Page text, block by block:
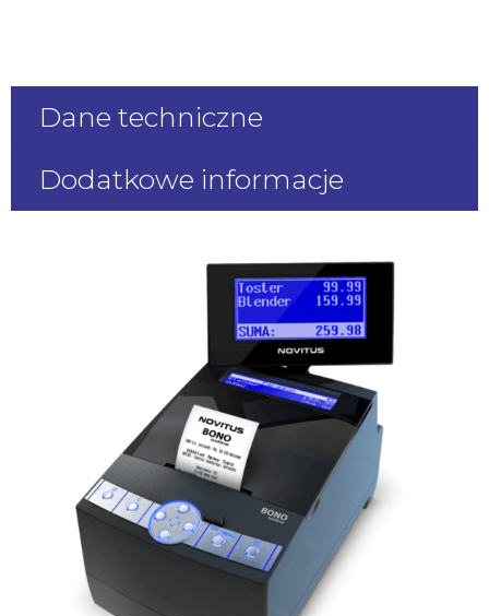
Dane techniczne
Dodatkowe informacje